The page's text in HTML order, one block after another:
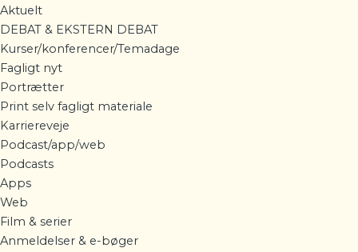
Aktuelt
DEBAT & EKSTERN DEBAT
Kurser/konferencer/Temadage
Fagligt nyt
Portrætter
Print selv fagligt materiale
Karriereveje
Podcast/app/web
Podcasts
Apps
Web
Film & serier
Anmeldelser & e-bøger